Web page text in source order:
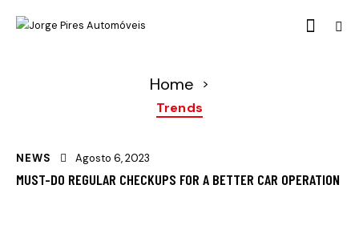
Home
>
Trends
NEWS Agosto 6, 2023
MUST-DO REGULAR CHECKUPS FOR A BETTER CAR OPERATION